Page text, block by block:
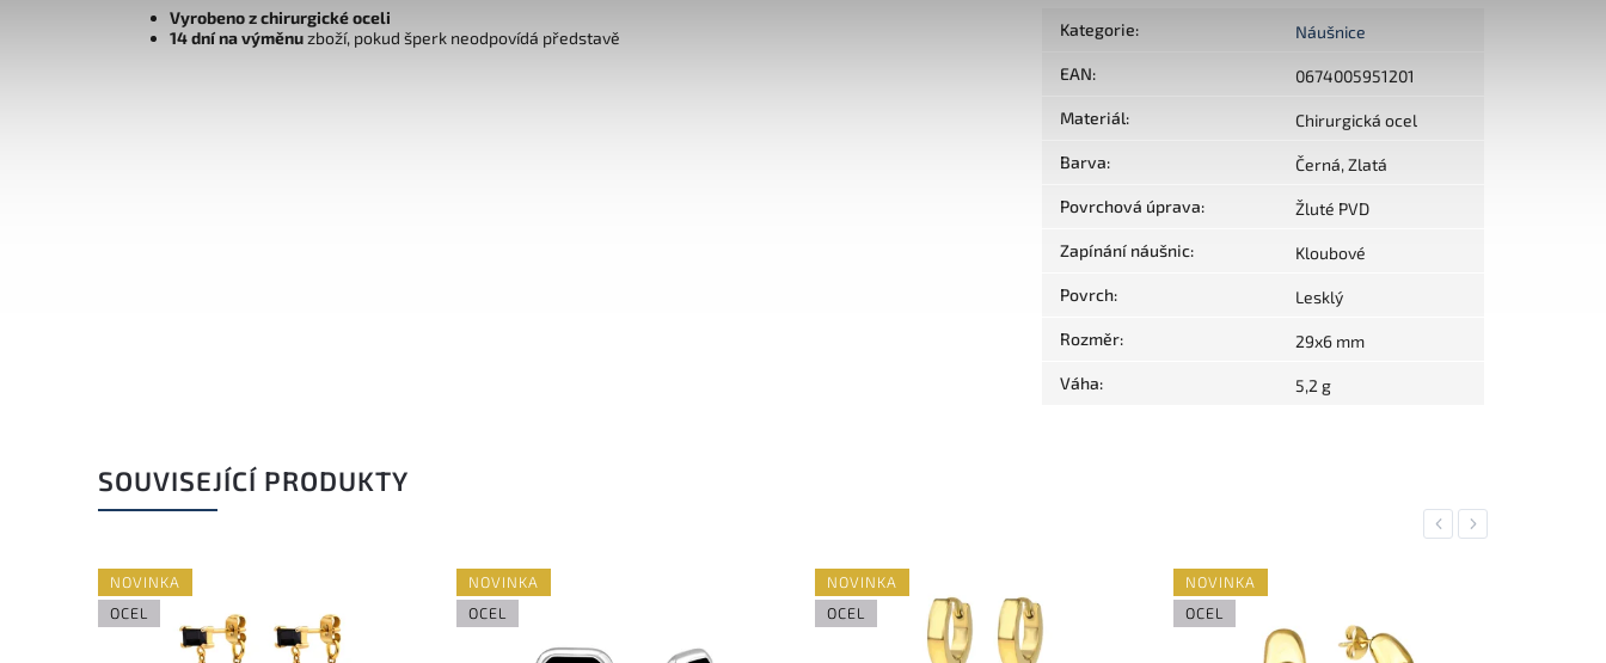
Vyrobeno z chirurgické oceli
14 dní na výměnuzboží, pokud šperk neodpovídá představě Kategorie: Náušnice
EAN: 0674005951201
Materiál: Chirurgická ocel
Barva: Černá, Zlatá
Povrchová úprava: Žluté PVD
Zapínání náušnic: Kloubové
Povrch: Lesklý
Rozměr: 29x6 mm
Váha: 5,2 g
SOUVISEJÍCÍ PRODUKTY
Previous
NOVINKA
OCEL
NOVINKA
OCEL
NOVINKA
OCEL
NOVINKA
OCEL
Next